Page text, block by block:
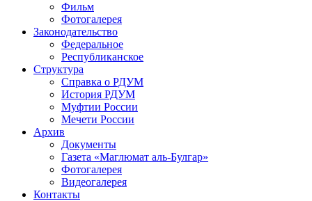
Фильм
Фотогалерея
Законодательство
Федеральное
Республиканское
Структура
Справка о РДУМ
История РДУМ
Муфтии России
Мечети России
Архив
Документы
Газета «Маглюмат аль-Булгар»
Фотогалерея
Видеогалерея
Контакты